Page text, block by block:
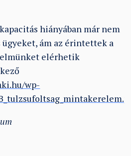
hiányában már nem
ám az érintettek a
elérhetik
wp-